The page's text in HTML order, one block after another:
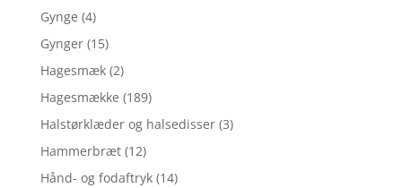
Gynge (4)
Gynger (15)
Hagesmæk (2)
Hagesmække (189)
Halstørklæder og halsedisser (3)
Hammerbræt (12)
Hånd- og fodaftryk (14)